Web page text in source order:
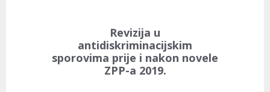
Revizija u
antidiskriminacijskim
sporovima prije i nakon novele
ZPP-a 2019.